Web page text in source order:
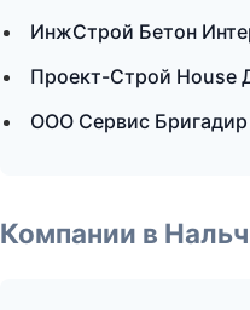
ИнжСтрой Бетон
Проект-Строй House
ООО Сервис
Компании в